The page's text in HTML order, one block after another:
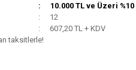
10.000 TL ve Üzeri
12
607,20 TL + KDV
taksitlerle!